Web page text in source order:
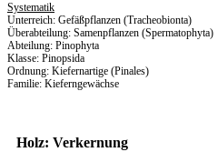
Systematik
Unterreich: Gefäßpflanzen (Tracheobionta)
Überabteilung: Samenpflanzen (Spermatophyta)
Abteilung: Pinophyta
Klasse: Pinopsida
Ordnung: Kiefernartige (Pinales)
Familie: Kieferngewächse
Holz: Verkernung